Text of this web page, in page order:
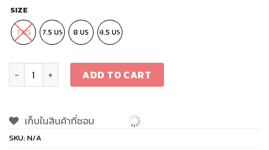
SIZE
7 US 7.5 US 8 US 8.5 US
ON Cloudmonster 3 Hyper Women Ivory/Peony quantity
ADD TO CART
เก็บในสินค้าที่ชอบ
SKU:N/A